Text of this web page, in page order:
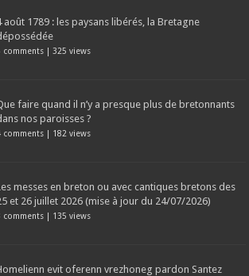
août 1789 : les paysans libérés, la Bretagne
comments | 325 views
faire quand il n’y a presque plus de bretonnants
nos paroisses ?
comments | 182 views
messes en breton ou avec cantiques bretons des
et 26 juillet 2026 (mise à jour du 24/07/2026)
comments | 135 views
evit oferenn vrezhoneg pardon Santez